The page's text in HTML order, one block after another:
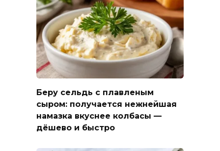
Беру сельдь с плавленым
сыром: получается нежнейшая
намазка вкуснее колбасы —
дёшево и быстро